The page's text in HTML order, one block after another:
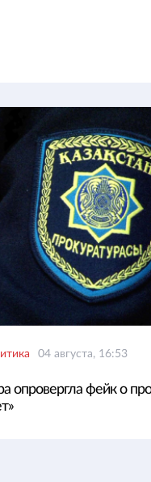
04 августа, 16:53
опровергла фейк о